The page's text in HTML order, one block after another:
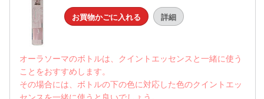
お買物かごに入れる 詳細
オーラソーマのボトルは、クイントエッセンスと一緒に使う
ことをおすすめします。
その場合には、ボトルの下の色に対応した色のクイントエッ
センスを一緒に使うと良いでしょう。